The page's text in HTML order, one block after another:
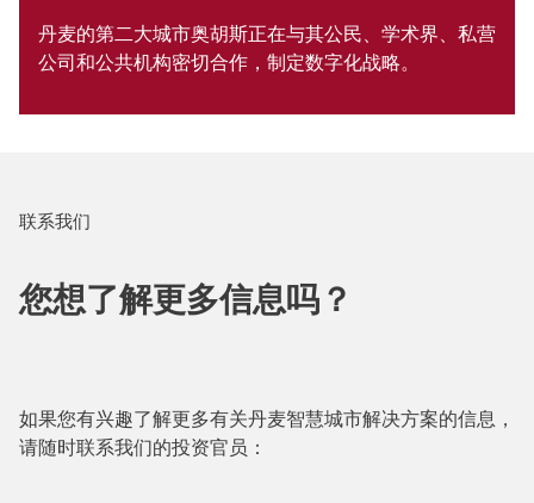
丹麦的第二大城市奥胡斯正在与其公民、学术界、私营
公司和公共机构密切合作，制定数字化战略。
联系我们
您想了解更多信息吗？
如果您有兴趣了解更多有关丹麦智慧城市解决方案的信息，
请随时联系我们的投资官员：